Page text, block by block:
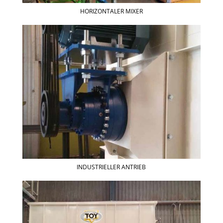
HORIZONTALER MIXER
INDUSTRIELLER ANTRIEB